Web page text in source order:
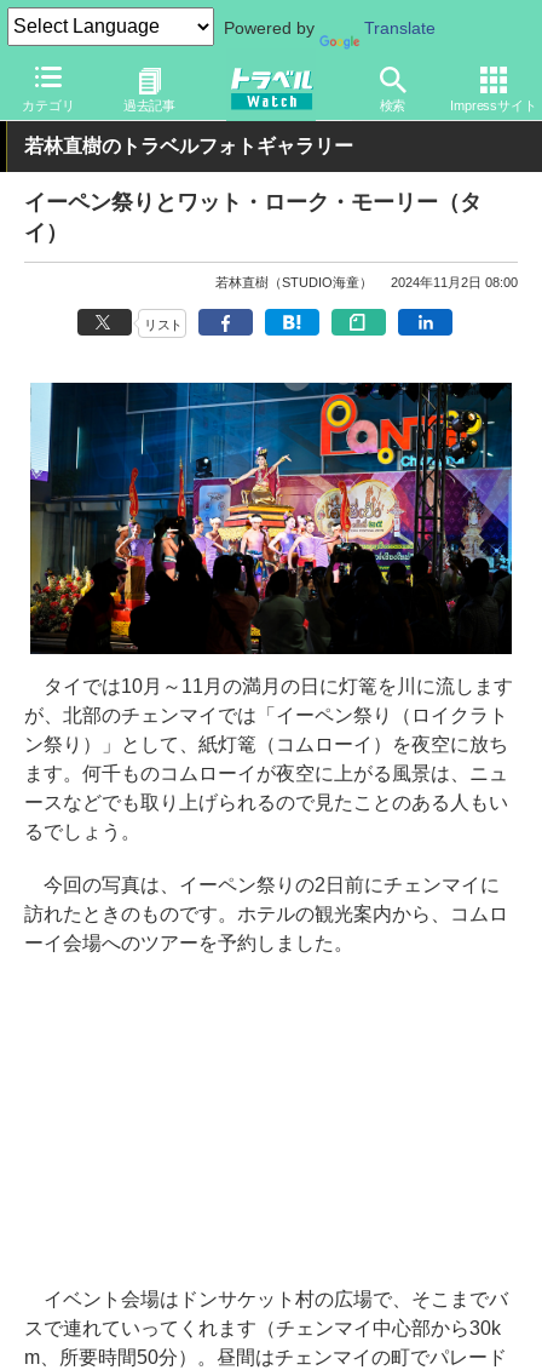
Powered by Translate
カテゴリ 過去記事 検索 Impressサイト
トラベル Watch 地域 海外旅行 タイ
若林直樹のトラベルフォトギャラリー
イーペン祭りとワット・ローク・モーリー（タ
イ）
若林直樹（STUDIO海童） 2024年11月2日 08:00
リスト
タイでは10月～11月の満月の日に灯篭を川に流します
が、北部のチェンマイでは「イーペン祭り（ロイクラト
ン祭り）」として、紙灯篭（コムローイ）を夜空に放ち
ます。何千ものコムローイが夜空に上がる風景は、ニュ
ースなどでも取り上げられるので見たことのある人もい
るでしょう。
今回の写真は、イーペン祭りの2日前にチェンマイに
訪れたときのものです。ホテルの観光案内から、コムロ
ーイ会場へのツアーを予約しました。
イベント会場はドンサケット村の広場で、そこまでバ
スで連れていってくれます（チェンマイ中心部から30k
m、所要時間50分）。昼間はチェンマイの町でパレード